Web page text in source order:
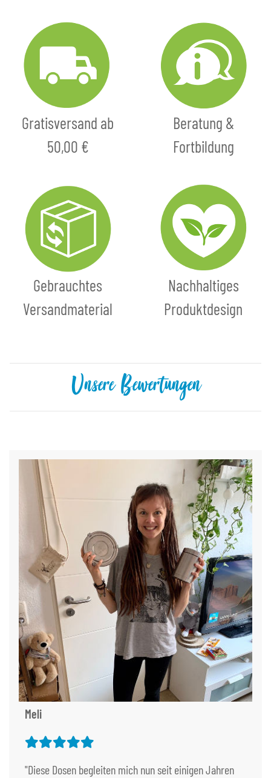
Gratisversand ab
50,00 €
Beratung &
Fortbildung
Gebrauchtes
Versandmaterial
Nachhaltiges
Produktdesign
Unsere Bewertungen
Meli
"Diese Dosen begleiten mich nun seit einigen Jahren